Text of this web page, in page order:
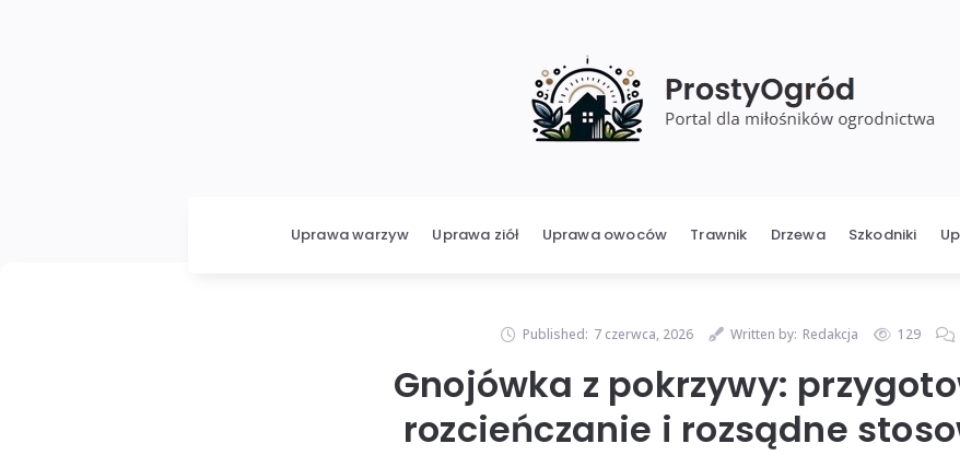
Uprawa warzyw Uprawa ziół Uprawa owoców Trawnik Drzewa Szkodniki
Published: 7 czerwca, 2026 Written by: Redakcja 129
Gnojówka z pokrzywy:
rozcieńczanie i rozsądne